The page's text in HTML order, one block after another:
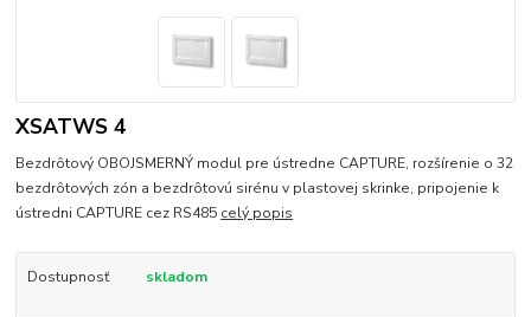
XSATWS 4
Bezdrôtový OBOJSMERNÝ modul pre ústredne CAPTURE, rozšírenie o 32
bezdrôtových zón a bezdrôtovú sirénu v plastovej skrinke, pripojenie k
ústredni CAPTURE cez RS485 celý popis
Dostupnosť skladom